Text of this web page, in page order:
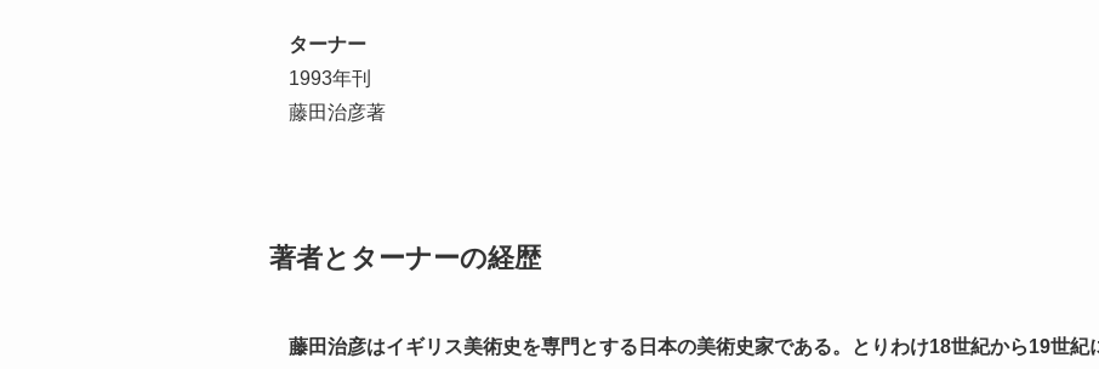
ターナー
1993年刊
藤田治彦著
著者とターナーの経歴
藤田治彦はイギリス美術史を専門とする日本の美術史家である。とりわけ18世紀から19世紀